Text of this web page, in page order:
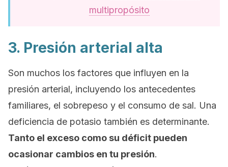
multipropósito
3. Presión arterial alta
Son muchos los factores que influyen en la
presión arterial, incluyendo los antecedentes
familiares, el sobrepeso y el consumo de sal. Una
deficiencia de potasio también es determinante.
Tanto el exceso como su déficit pueden
ocasionar cambios en tu presión.